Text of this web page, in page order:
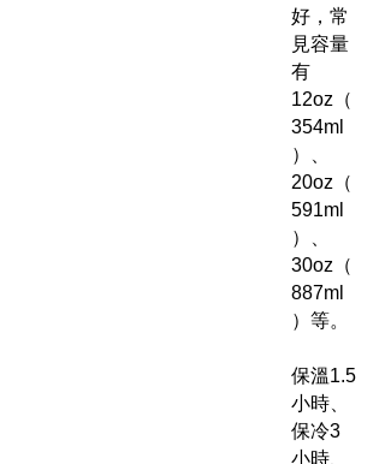
好，常
見容量
有
12oz（
354ml
）、
20oz（
591ml
）、
30oz（
887ml
）等。
保溫1.5
小時、
保冷3
小時、